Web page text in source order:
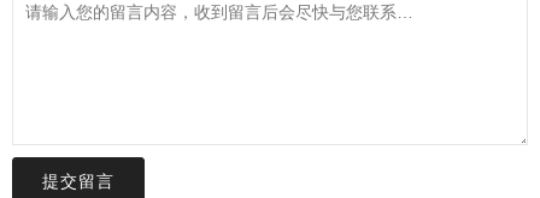
提交留言